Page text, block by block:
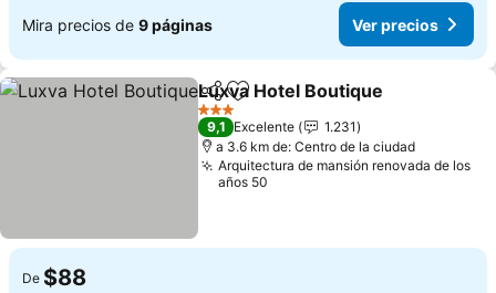
Mira precios de 9 páginas Ver precios
CompartirAgregar a favoritos
Luxva Hotel Boutique
3 Estrellas
9,1 Excelente
1.231
a 3.6 km de: Centro de la ciudad
Arquitectura de mansión renovada de los
años 50
De $88